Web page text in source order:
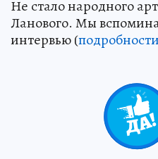
Не стало народного
Ланового. Мы
интервью (подробности